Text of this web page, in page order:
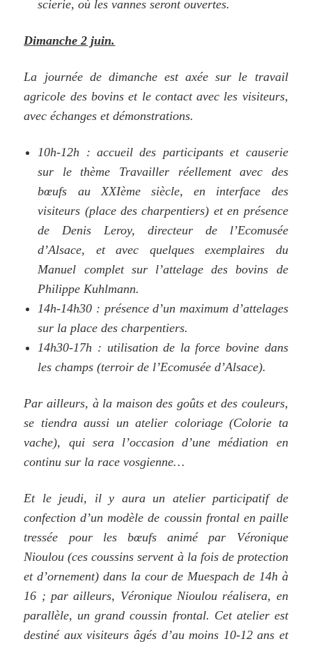
scierie, où les vannes seront ouvertes.
Dimanche 2 juin.
La journée de dimanche est axée sur le travail
agricole des bovins et le contact avec les visiteurs,
avec échanges et démonstrations.
10h-12h : accueil des participants et causerie
sur le thème Travailler réellement avec des
bœufs au XXIème siècle, en interface des
visiteurs (place des charpentiers) et en présence
de Denis Leroy, directeur de l’Ecomusée
d’Alsace, et avec quelques exemplaires du
Manuel complet sur l’attelage des bovins de
Philippe Kuhlmann.
14h-14h30 : présence d’un maximum d’attelages
sur la place des charpentiers.
14h30-17h : utilisation de la force bovine dans
les champs (terroir de l’Ecomusée d’Alsace).
Par ailleurs, à la maison des goûts et des couleurs,
se tiendra aussi un atelier coloriage (Colorie ta
vache), qui sera l’occasion d’une médiation en
continu sur la race vosgienne…
Et le jeudi, il y aura un atelier participatif de
confection d’un modèle de coussin frontal en paille
tressée pour les bœufs animé par Véronique
Nioulou (ces coussins servent à la fois de protection
et d’ornement) dans la cour de Muespach de 14h à
16 ; par ailleurs, Véronique Nioulou réalisera, en
parallèle, un grand coussin frontal. Cet atelier est
destiné aux visiteurs âgés d’au moins 10-12 ans et